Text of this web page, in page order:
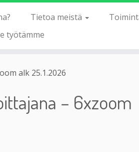
Tietoa meistä
työtämme
alk 25.1.2026
– 6xzoom